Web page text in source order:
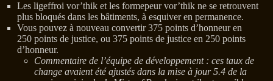
Les ligeffroi vor’thik et les formepeur vor’thik ne se retrouvent
plus bloqués dans les bâtiments, à esquiver en permanence.
Vous pouvez à nouveau convertir 375 points d’honneur en
250 points de justice, ou 375 points de justice en 250 points
d’honneur.
Commentaire de l’équipe de développement : ces taux de
change avaient été ajustés dans la mise à jour 5.4 de la